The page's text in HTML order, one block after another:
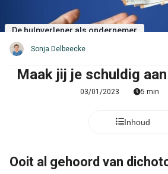
De hulpverlener als ondernemer
Sonja Delbeecke
Maak jij je schuldig
03/01/2023 5 min
Inhoud
Ooit al gehoord van
zijn
om
te
Ze